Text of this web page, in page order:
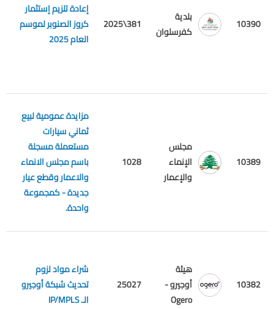
10390
بلدية
كفرسلوان
381\2025
إعادة تلزيم إستثمار
كروز الصنوبر لموسم
العام 2025
10389
مجلس
الإنماء
والإعمار
1028
مزايدة عمومية لبيع
ثماني سيارات
مستعملة مسجلة
باسم مجلس الانماء
والاعمار وقطع عيار
جديدة - كمجموعة
واحدة.
10382
هيئة
أوجيرو -
Ogero
25027
شراء مواد لزوم
تحديث شبكة أوجيرو
الـ IP/MPLS